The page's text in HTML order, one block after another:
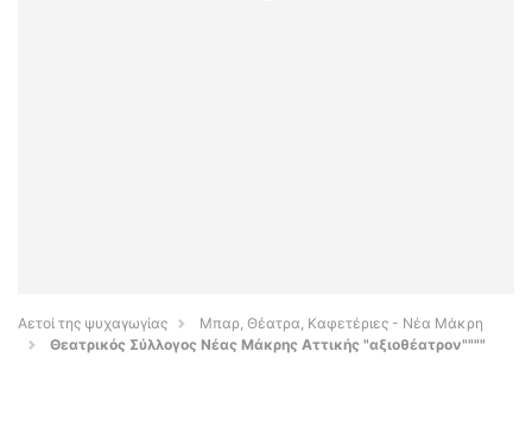
Αετοί της ψυχαγωγίας
Μπαρ, Θέατρα, Καφετέριες - Νέα Μάκρη
Θεατρικός Σύλλογος Νέας Μάκρης Αττικής "αξιοθέατρον""""